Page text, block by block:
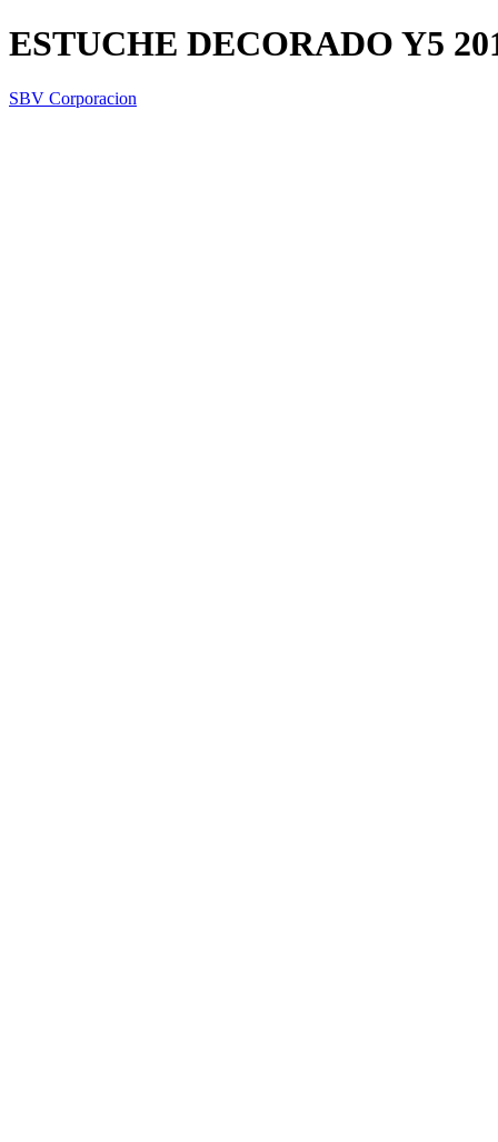
ESTUCHE DECORADO Y5
SBV Corporacion